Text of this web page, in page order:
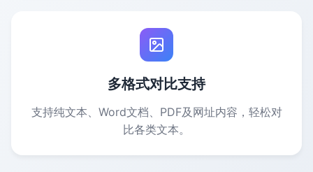
多格式对比支持
支持纯文本、Word文档、PDF及网址内容，轻松对
比各类文本。